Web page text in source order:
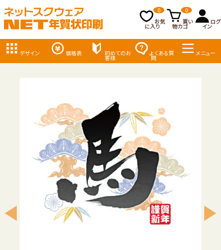
お気
に入り
0
買い
物カゴ
0
ログ
イン
デザイン 価格表 初めてのお
客様
よくある質
問
メニュー